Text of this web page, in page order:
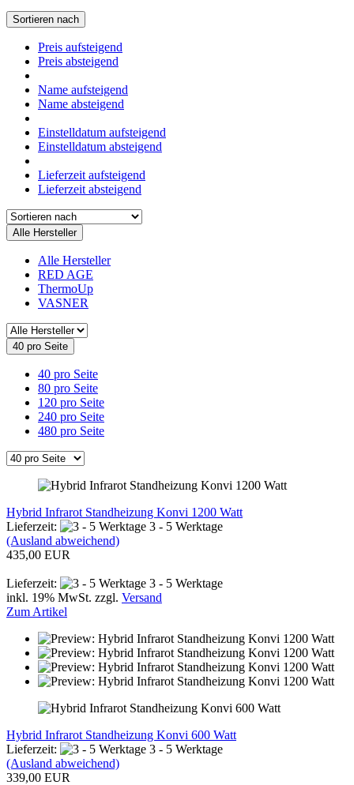
Sortieren nach
Preis aufsteigend
Preis absteigend
Name aufsteigend
Name absteigend
Einstelldatum aufsteigend
Einstelldatum absteigend
Lieferzeit aufsteigend
Lieferzeit absteigend
Alle Hersteller
Alle Hersteller
RED AGE
ThermoUp
VASNER
40 pro Seite
40 pro Seite
80 pro Seite
120 pro Seite
240 pro Seite
480 pro Seite
Hybrid Infrarot Standheizung Konvi 1200 Watt
Lieferzeit:
3 - 5 Werktage
(Ausland abweichend)
435,00 EUR
Lieferzeit:
3 - 5 Werktage
inkl. 19% MwSt. zzgl. Versand
Zum Artikel
Hybrid Infrarot Standheizung Konvi 600 Watt
Lieferzeit:
3 - 5 Werktage
(Ausland abweichend)
339,00 EUR